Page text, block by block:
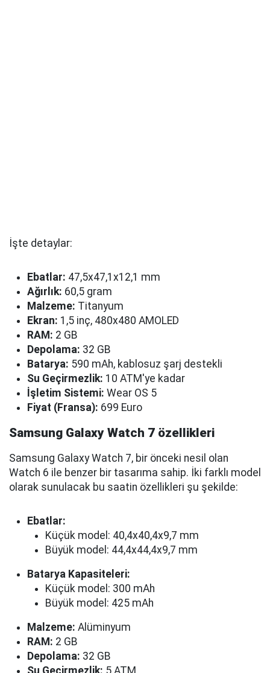
İşte detaylar:
Ebatlar: 47,5x47,1x12,1 mm
Ağırlık: 60,5 gram
Malzeme: Titanyum
Ekran: 1,5 inç, 480x480 AMOLED
RAM: 2 GB
Depolama: 32 GB
Batarya: 590 mAh, kablosuz şarj destekli
Su Geçirmezlik: 10 ATM'ye kadar
İşletim Sistemi: Wear OS 5
Fiyat (Fransa): 699 Euro
Samsung Galaxy Watch 7 özellikleri
Samsung Galaxy Watch 7, bir önceki nesil olan
Watch 6 ile benzer bir tasarıma sahip. İki farklı model
olarak sunulacak bu saatin özellikleri şu şekilde:
Ebatlar:
Küçük model: 40,4x40,4x9,7 mm
Büyük model: 44,4x44,4x9,7 mm
Batarya Kapasiteleri:
Küçük model: 300 mAh
Büyük model: 425 mAh
Malzeme: Alüminyum
RAM: 2 GB
Depolama: 32 GB